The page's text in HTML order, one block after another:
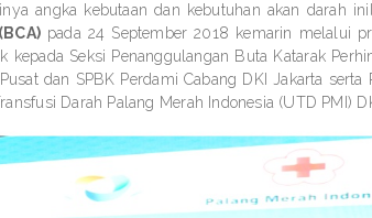
angka kebutaan dan kebutuhan akan darah
pada 24 September 2018 kemarin melalui
kepada Seksi Penanggulangan Buta Katarak
dan SPBK Perdami Cabang DKI Jakarta
Darah Palang Merah Indonesia (UTD PMI)